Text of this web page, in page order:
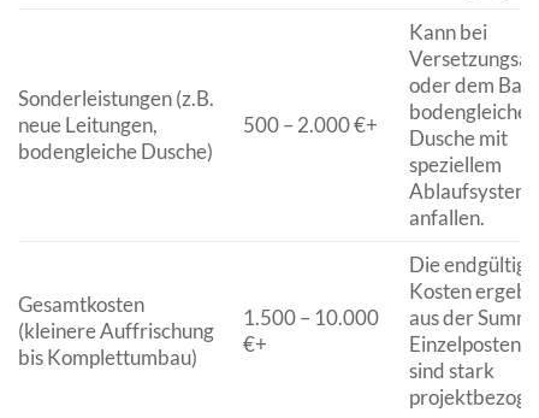
Sonderleistungen (z.B.
neue Leitungen,
bodengleiche Dusche)
500 – 2.000 €+
Kann bei
oder dem Bau
bodengleichen
Dusche mit
speziellem
Ablaufsystem
anfallen.
Gesamtkosten
(kleinere Auffrischung
bis Komplettumbau)
1.500 – 10.000
€+
Die
Kosten
aus der
Einzelposten
sind stark